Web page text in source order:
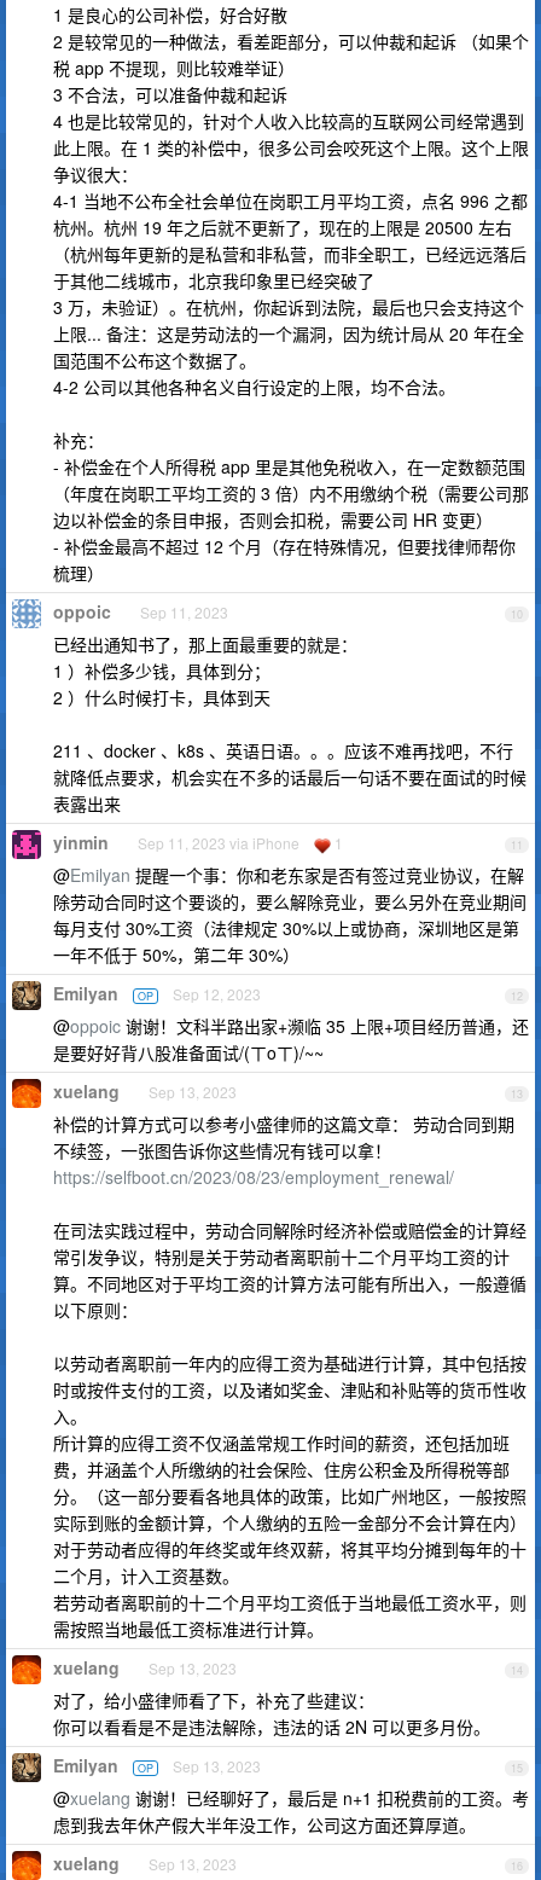
1 是良心的公司补偿，好合好散
2 是较常见的一种做法，看差距部分，可以仲裁和起诉 （如果个
税 app 不提现，则比较难举证）
3 不合法，可以准备仲裁和起诉
4 也是比较常见的，针对个人收入比较高的互联网公司经常遇到
此上限。在 1 类的补偿中，很多公司会咬死这个上限。这个上限
争议很大：
4-1 当地不公布全社会单位在岗职工月平均工资，点名 996 之都
杭州。杭州 19 年之后就不更新了，现在的上限是 20500 左右
（杭州每年更新的是私营和非私营，而非全职工，已经远远落后
于其他二线城市，北京我印象里已经突破了
3 万，未验证）。在杭州，你起诉到法院，最后也只会支持这个
上限... 备注：这是劳动法的一个漏洞，因为统计局从 20 年在全
国范围不公布这个数据了。
4-2 公司以其他各种名义自行设定的上限，均不合法。
补充：
- 补偿金在个人所得税 app 里是其他免税收入，在一定数额范围
（年度在岗职工平均工资的 3 倍）内不用缴纳个税（需要公司那
边以补偿金的条目申报，否则会扣税，需要公司 HR 变更）
- 补偿金最高不超过 12 个月（存在特殊情况，但要找律师帮你
梳理）
10
oppoic Sep 11, 2023
已经出通知书了，那上面最重要的就是：
1 ）补偿多少钱，具体到分；
2 ）什么时候打卡，具体到天
211 、docker 、k8s 、英语日语。。。应该不难再找吧，不行
就降低点要求，机会实在不多的话最后一句话不要在面试的时候
表露出来
11
yinmin Sep 11, 2023 via iPhone 1
@Emilyan 提醒一个事：你和老东家是否有签过竞业协议，在解
除劳动合同时这个要谈的，要么解除竞业，要么另外在竞业期间
每月支付 30%工资（法律规定 30%以上或协商，深圳地区是第
一年不低于 50%，第二年 30%）
12
Emilyan OP Sep 12, 2023
@oppoic 谢谢！文科半路出家+濒临 35 上限+项目经历普通，还
是要好好背八股准备面试/(ㄒoㄒ)/~~
13
xuelang Sep 13, 2023
补偿的计算方式可以参考小盛律师的这篇文章： 劳动合同到期
不续签，一张图告诉你这些情况有钱可以拿！
https://selfboot.cn/2023/08/23/employment_renewal/
在司法实践过程中，劳动合同解除时经济补偿或赔偿金的计算经
常引发争议，特别是关于劳动者离职前十二个月平均工资的计
算。不同地区对于平均工资的计算方法可能有所出入，一般遵循
以下原则：
以劳动者离职前一年内的应得工资为基础进行计算，其中包括按
时或按件支付的工资，以及诸如奖金、津贴和补贴等的货币性收
入。
所计算的应得工资不仅涵盖常规工作时间的薪资，还包括加班
费，并涵盖个人所缴纳的社会保险、住房公积金及所得税等部
分。（这一部分要看各地具体的政策，比如广州地区，一般按照
实际到账的金额计算，个人缴纳的五险一金部分不会计算在内）
对于劳动者应得的年终奖或年终双薪，将其平均分摊到每年的十
二个月，计入工资基数。
若劳动者离职前的十二个月平均工资低于当地最低工资水平，则
需按照当地最低工资标准进行计算。
14
xuelang Sep 13, 2023
对了，给小盛律师看了下，补充了些建议：
你可以看看是不是违法解除，违法的话 2N 可以更多月份。
15
Emilyan OP Sep 13, 2023
@xuelang 谢谢！已经聊好了，最后是 n+1 扣税费前的工资。考
虑到我去年休产假大半年没工作，公司这方面还算厚道。
16
xuelang Sep 13, 2023